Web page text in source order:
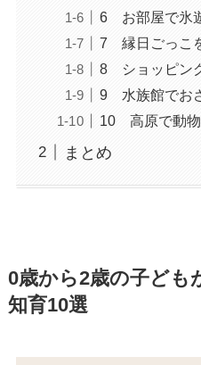
6 お部屋で氷
7 縁日ごっこ
8 ショッピン
9 水族館でお
10 高原で動物
まとめ
0歳から2歳の子ども
知育10選